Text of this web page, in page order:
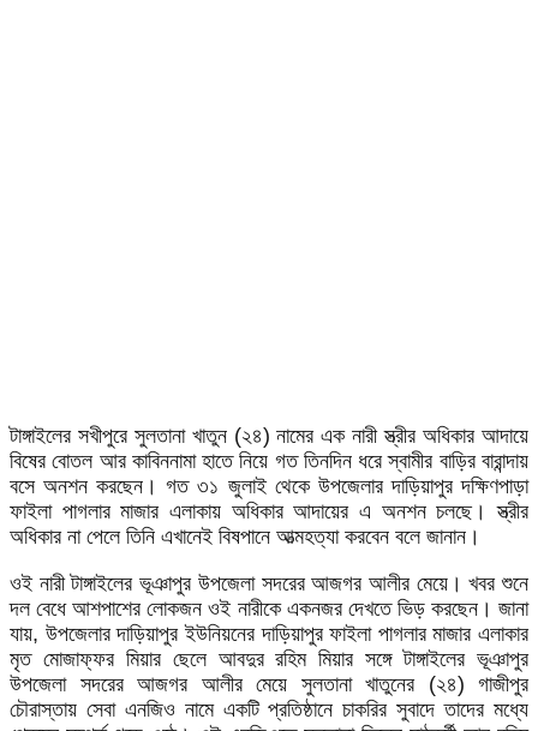
টাঙ্গাইলের সখীপুরে সুলতানা খাতুন (২৪) নামের এক নারী স্ত্রীর অধিকার আদায়ে
বিষের বোতল আর কাবিননামা হাতে নিয়ে গত তিনদিন ধরে স্বামীর বাড়ির বারান্দায়
বসে অনশন করছেন। গত ৩১ জুলাই থেকে উপজেলার দাড়িয়াপুর দক্ষিণপাড়া
ফাইলা পাগলার মাজার এলাকায় অধিকার আদায়ের এ অনশন চলছে। স্ত্রীর
অধিকার না পেলে তিনি এখানেই বিষপানে আত্মহত্যা করবেন বলে জানান।
ওই নারী টাঙ্গাইলের ভূঞাপুর উপজেলা সদরের আজগর আলীর মেয়ে। খবর শুনে
দল বেধে আশপাশের লোকজন ওই নারীকে একনজর দেখতে ভিড় করছেন। জানা
যায়, উপজেলার দাড়িয়াপুর ইউনিয়নের দাড়িয়াপুর ফাইলা পাগলার মাজার এলাকার
মৃত মোজাফ্ফর মিয়ার ছেলে আবদুর রহিম মিয়ার সঙ্গে টাঙ্গাইলের ভূঞাপুর
উপজেলা সদরের আজগর আলীর মেয়ে সুলতানা খাতুনের (২৪) গাজীপুর
চৌরাস্তায় সেবা এনজিও নামে একটি প্রতিষ্ঠানে চাকরির সুবাদে তাদের মধ্যে